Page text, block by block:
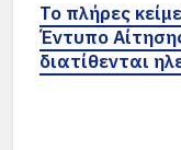
Το πλήρες
Έντυπο
διατίθενται